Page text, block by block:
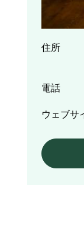
住所
電話
ウェブサ